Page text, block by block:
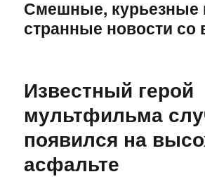
Смешные, курьезные
странные новости со
Известный герой
мультфильма
появился на
асфальте